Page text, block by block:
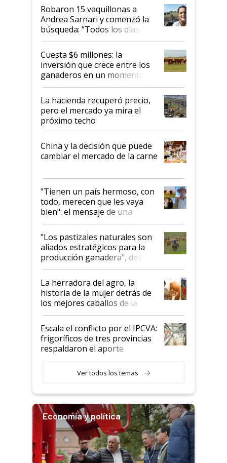
Robaron 15 vaquillonas a
Andrea Sarnari y comenzó la
búsqueda: “Todos los días le
toca a algún productor”
Cuesta $6 millones: la
inversión que crece entre los
ganaderos en un momento
histórico para la actividad
La hacienda recuperó precio,
pero el mercado ya mira el
próximo techo
China y la decisión que puede
cambiar el mercado de la carne
"Tienen un país hermoso, con
todo, merecen que les vaya
bien": el mensaje de una
ganadera uruguaya sobre las
oportunidades que se abren
para el agro en Argentina, con
foco en la carne
"Los pastizales naturales son
aliados estratégicos para la
producción ganadera", destaca
la iniciativa que ya reúne a 46
establecimientos en Argentina
La herradora del agro, la
historia de la mujer detrás de
los mejores caballos de la
Argentina y los mitos que
todavía hacen sufrir a estos
animales: "Mientras me
descalificaban, yo seguí
haciendo currículum"
Escala el conflicto por el IPCVA:
frigoríficos de tres provincias
respaldaron el aporte
Ver todos los temas
Economía y política